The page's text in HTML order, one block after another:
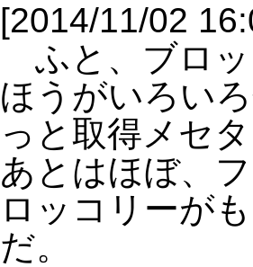
[2014/11/02
ふと、ブロッ
ほうがいろい
っと取得メセ
あとはほぼ、
ロッコリーが
だ。